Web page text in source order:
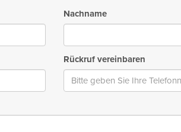
Nachname
Rückruf vereinbaren